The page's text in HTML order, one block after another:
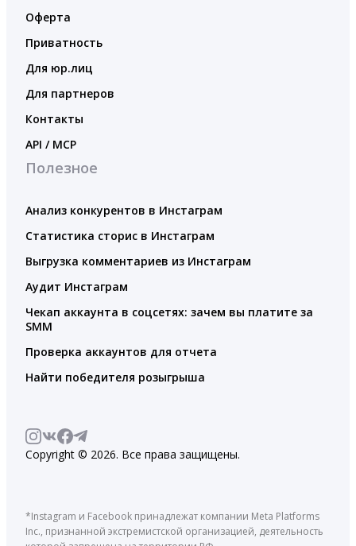
Оферта
Приватность
Для юр.лиц
Для партнеров
Контакты
API / MCP
Полезное
Анализ конкурентов в Инстаграм
Статистика сторис в Инстаграм
Выгрузка комментариев из Инстаграм
Аудит Инстаграм
Чекап аккаунта в соцсетях: зачем вы платите за
SMM
Проверка аккаунтов для отчета
Найти победителя розыгрыша
Copyright © 2026. Все права защищены.
*Instagram и Facebook принадлежат компании Meta Platforms
Inc., признанной экстремистской организацией, деятельность